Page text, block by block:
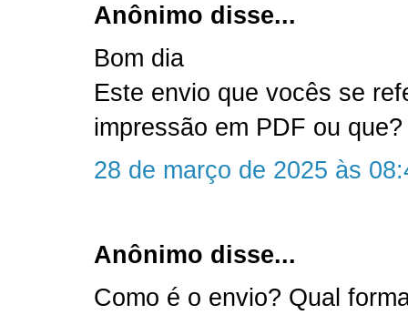
Anônimo disse...
Bom dia
Este envio que vocês se
impressão em PDF ou que?
28 de março de 2025 às
Anônimo disse...
Como é o envio? Qual